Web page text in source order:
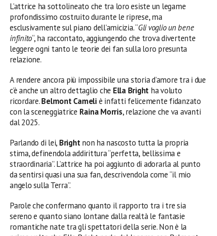
L’attrice ha sottolineato che tra loro esiste un legame
profondissimo costruito durante le riprese, ma
esclusivamente sul piano dell’amicizia. “Gli voglio un bene
infinito“, ha raccontato, aggiungendo che trova divertente
leggere ogni tanto le teorie dei fan sulla loro presunta
relazione.
A rendere ancora più impossibile una storia d’amore tra i due
c’è anche un altro dettaglio che Ella Bright ha voluto
ricordare.Belmont Cameliè infatti felicemente fidanzato
con la sceneggiatrice Raina Morris, relazione che va avanti
dal 2025.
Parlando di lei, Brightnon ha nascosto tutta la propria
stima, definendola addirittura “perfetta, bellissima e
straordinaria”. L’attrice ha poi aggiunto di adorarla al punto
da sentirsi quasi una sua fan, descrivendola come “il mio
angelo sulla Terra”.
Parole che confermano quanto il rapporto tra i tre sia
sereno e quanto siano lontane dalla realtà le fantasie
romantiche nate tra gli spettatori della serie. Non è la